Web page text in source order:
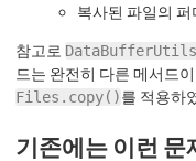
복사된 파일의
참고로
드는 완전히 다른 메서드
Files.copy()를 적용하
기존에는 이런 문